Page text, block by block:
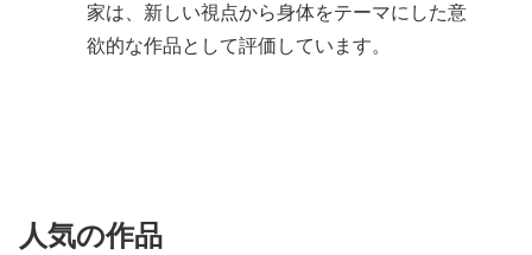
家は、新しい視点から身体をテーマにした意
欲的な作品として評価しています。
人気の作品